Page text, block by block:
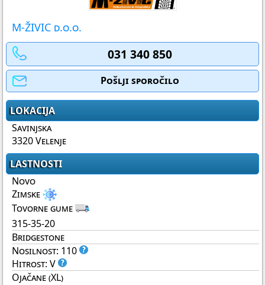
M-ŽIVIC d.o.o.
031 340 850
Pošlji sporočilo
LOKACIJA
Savinjska
3320 Velenje
LASTNOSTI
Novo
Zimske
Tovorne gume
315-35-20
Bridgestone
Nosilnost: 110
Hitrost: V
Ojačane (XL)